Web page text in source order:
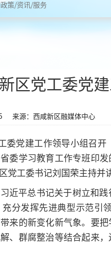
区党工委党
来源：西咸新区融媒体中心
委党建工作领导小组召
委学习教育工作专班印
党工委书记刘国荣主持并
近平总书记关于树立和
分发挥先进典型示范引
来的新变化新气象。要
群腐整治等结合起来，